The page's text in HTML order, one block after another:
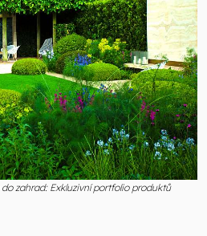
zahrad: Exkluzivní portfolio produktů